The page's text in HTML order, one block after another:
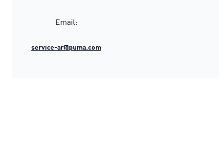
Email:
service-ar@puma.com